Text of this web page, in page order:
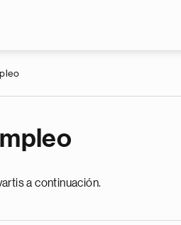
a continuación.